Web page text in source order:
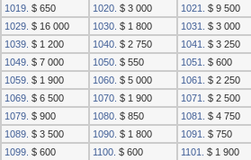
1019. $ 650 1020. $ 3 000 1021. $ 9 500
1029. $ 16 000 1030. $ 1 800 1031. $ 3 000
1039. $ 1 200 1040. $ 2 750 1041. $ 3 250
1049. $ 7 000 1050. $ 550 1051. $ 600
1059. $ 1 900 1060. $ 5 000 1061. $ 2 250
1069. $ 6 500 1070. $ 1 900 1071. $ 2 500
1079. $ 900 1080. $ 850 1081. $ 4 750
1089. $ 3 500 1090. $ 1 800 1091. $ 750
1099. $ 600 1100. $ 600 1101. $ 1 900